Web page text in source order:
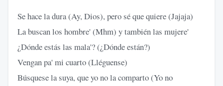
Se hace la dura (Ay, Dios), pero sé que quiere (Jajaja)
La buscan los hombre' (Mhm) y también las mujere'
¿Dónde estás las mala'? (¿Dónde están?)
Vengan pa' mi cuarto (Lléguense)
Búsquese la suya, que yo no la comparto (Yo no